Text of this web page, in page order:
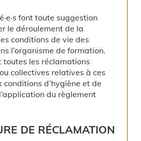
font toute suggestion
le déroulement de la
conditions de vie des
l’organisme de formation.
toutes les réclamations
collectives relatives à ces
conditions d’hygiène et de
du règlement
DE RÉCLAMATION